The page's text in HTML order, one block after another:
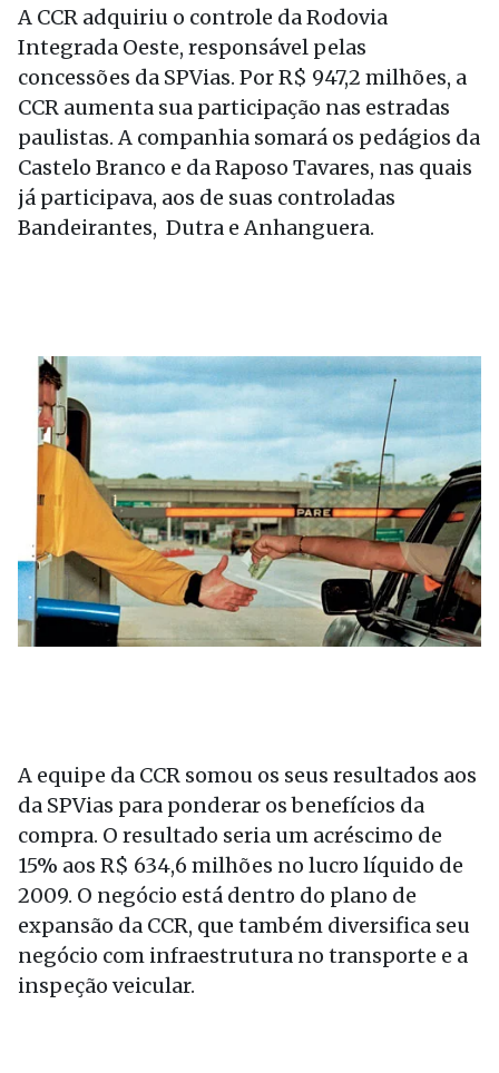
A CCR adquiriu o controle da Rodovia
Integrada Oeste, responsável pelas
concessões da SPVias. Por R$ 947,2 milhões, a
CCR aumenta sua participação nas estradas
paulistas. A companhia somará os pedágios da
Castelo Branco e da Raposo Tavares, nas quais
já participava, aos de suas controladas
Bandeirantes, Dutra e Anhanguera.
A equipe da CCR somou os seus resultados aos
da SPVias para ponderar os benefícios da
compra. O resultado seria um acréscimo de
15% aos R$ 634,6 milhões no lucro líquido de
2009. O negócio está dentro do plano de
expansão da CCR, que também diversifica seu
negócio com infraestrutura no transporte e a
inspeção veicular.